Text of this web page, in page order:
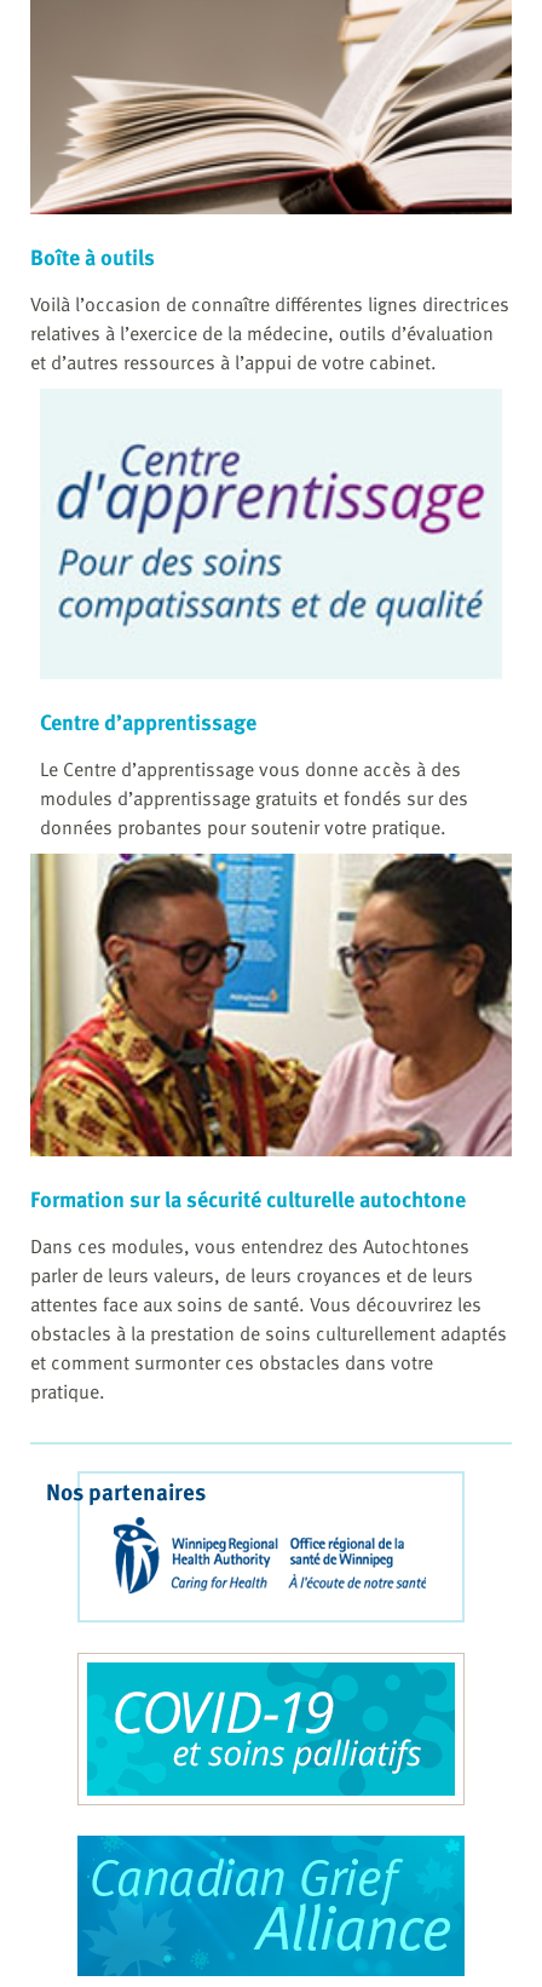
Boîte à outils
Voilà l’occasion de connaître différentes lignes directrices
relatives à l’exercice de la médecine, outils d’évaluation
et d’autres ressources à l’appui de votre cabinet.
Centre d’apprentissage
Le Centre d’apprentissage vous donne accès à des
modules d’apprentissage gratuits et fondés sur des
données probantes pour soutenir votre pratique.
Formation sur la sécurité culturelle autochtone
Dans ces modules, vous entendrez des Autochtones
parler de leurs valeurs, de leurs croyances et de leurs
attentes face aux soins de santé. Vous découvrirez les
obstacles à la prestation de soins culturellement adaptés
et comment surmonter ces obstacles dans votre
pratique.
Nos partenaires